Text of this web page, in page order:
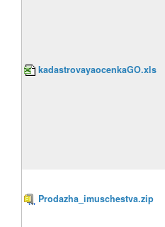
kadastrovayaocenkaGO.xls
Prodazha_imuschestva.zip